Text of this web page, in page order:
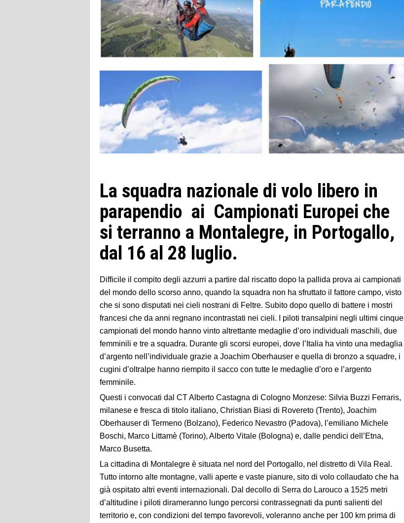
La squadra nazionale di volo libero in
parapendio ai Campionati Europei che
si terranno a Montalegre, in Portogallo,
dal 16 al 28 luglio.
Difficile il compito degli azzurri a partire dal riscatto dopo la pallida prova ai campionati
del mondo dello scorso anno, quando la squadra non ha sfruttato il fattore campo, visto
che si sono disputati nei cieli nostrani di Feltre. Subito dopo quello di battere i mostri
francesi che da anni regnano incontrastati nei cieli. I piloti transalpini negli ultimi cinque
campionati del mondo hanno vinto altrettante medaglie d’oro individuali maschili, due
femminili e tre a squadra. Durante gli scorsi europei, dove l’Italia ha vinto una medaglia
d’argento nell’individuale grazie a Joachim Oberhauser e quella di bronzo a squadre, i
cugini d’oltralpe hanno riempito il sacco con tutte le medaglie d’oro e l’argento
femminile.
Questi i convocati dal CT Alberto Castagna di Cologno Monzese: Silvia Buzzi Ferraris,
milanese e fresca di titolo italiano, Christian Biasi di Rovereto (Trento), Joachim
Oberhauser di Termeno (Bolzano), Federico Nevastro (Padova), l’emiliano Michele
Boschi, Marco Littamè (Torino), Alberto Vitale (Bologna) e, dalle pendici dell’Etna,
Marco Busetta.
La cittadina di Montalegre è situata nel nord del Portogallo, nel distretto di Vila Real.
Tutto intorno alte montagne, valli aperte e vaste pianure, sito di volo collaudato che ha
già ospitato altri eventi internazionali. Dal decollo di Serra do Larouco a 1525 metri
d’altitudine i piloti dirameranno lungo percorsi contrassegnati da punti salienti del
territorio e, con condizioni del tempo favorevoli, voleranno anche per 100 km prima di